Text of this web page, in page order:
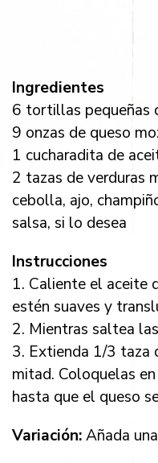
Ingredientes
6 tortillas pequeñas
9 onzas de queso
1 cucharadita de
2 tazas de verduras
cebolla, ajo,
salsa, si lo desea
Instrucciones
1. Caliente el aceite
estén suaves y
2. Mientras saltea
3. Extienda 1/3 taza
mitad. Coloquelas
hasta que el queso
Variación:Añada